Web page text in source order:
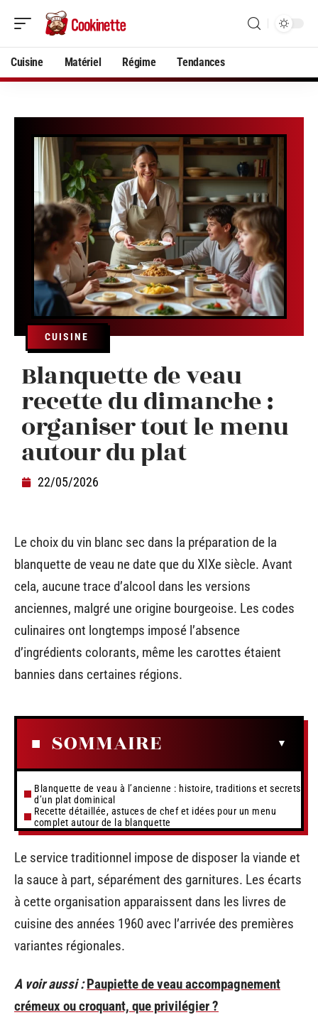
Cuisine Matériel Régime Tendances
CUISINE
Blanquette de veau
recette du dimanche :
organiser tout le menu
autour du plat
22/05/2026
Le choix du vin blanc sec dans la préparation de la
blanquette de veau ne date que du XIXe siècle. Avant
cela, aucune trace d’alcool dans les versions
anciennes, malgré une origine bourgeoise. Les codes
culinaires ont longtemps imposé l’absence
d’ingrédients colorants, même les carottes étaient
bannies dans certaines régions.
SOMMAIRE
Blanquette de veau à l’ancienne : histoire, traditions et secrets
d’un plat dominical
Recette détaillée, astuces de chef et idées pour un menu
complet autour de la blanquette
Le service traditionnel impose de disposer la viande et
la sauce à part, séparément des garnitures. Les écarts
à cette organisation apparaissent dans les livres de
cuisine des années 1960 avec l’arrivée des premières
variantes régionales.
A voir aussi : Paupiette de veau accompagnement
crémeux ou croquant, que privilégier ?